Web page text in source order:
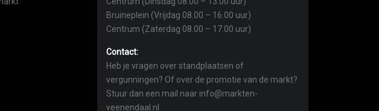
Bruineplein (Vrijdag 08.00 – 16.00 uur)
Centrum (Zaterdag 08.00 – 17.00 uur)
Contact:
Heb je vragen over standplaatsen of
vergunningen? Of over de promotie van de markt?
Stuur dan een mail naar info@markten-
veenendaal.nl